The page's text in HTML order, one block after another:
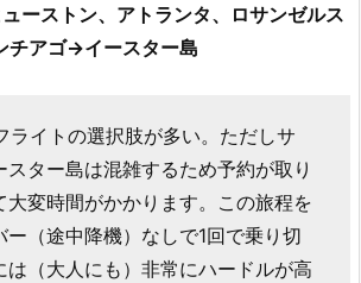
ーストン、アトランタ、ロサンゼルス
チアゴ→イースター島
ライトの選択肢が多い。ただしサ
スター島は混雑するため予約が取り
大変時間がかかります。この旅程を
ー（途中降機）なしで1回で乗り切
は（大人にも）非常にハードルが高